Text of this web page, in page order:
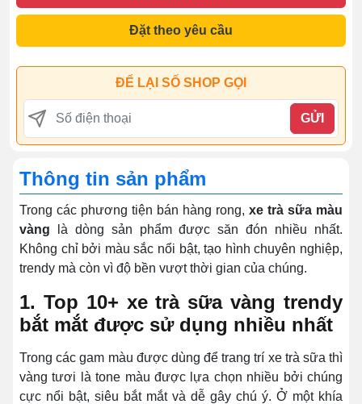
Đặt theo yêu cầu
ĐỂ LẠI SỐ SHOP GỌI
GỬI
Thông tin sản phẩm
Trong các phương tiện bán hàng rong, xe trà sữa màu
vàng là dòng sản phẩm được săn đón nhiều nhất.
Không chỉ bởi màu sắc nổi bật, tạo hình chuyên nghiệp,
trendy mà còn vì độ bền vượt thời gian của chúng.
1. Top 10+ xe trà sữa vàng trendy
bắt mắt được sử dụng nhiều nhất
Trong các gam màu được dùng để trang trí xe trà sữa thì
vàng tươi là tone màu được lựa chọn nhiều bởi chúng
cực nổi bật, siêu bắt mắt và dễ gây chú ý. Ở một khía